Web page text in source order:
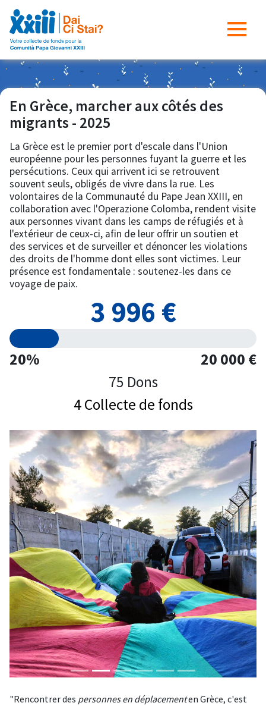
En Grèce, marcher aux côtés des
migrants - 2025
La Grèce est le premier port d'escale dans l'Union
européenne pour les personnes fuyant la guerre et les
persécutions. Ceux qui arrivent ici se retrouvent
souvent seuls, obligés de vivre dans la rue. Les
volontaires de la Communauté du Pape Jean XXIII, en
collaboration avec l'Operazione Colomba, rendent visite
aux personnes vivant dans les camps de réfugiés et à
l'extérieur de ceux-ci, afin de leur offrir un soutien et
des services et de surveiller et dénoncer les violations
des droits de l'homme dont elles sont victimes. Leur
présence est fondamentale : soutenez-les dans ce
voyage de paix.
3 996 €
20%
20 000 €
75 Dons
4 Collecte de fonds
"Rencontrer des personnes en déplacementen Grèce, c'est